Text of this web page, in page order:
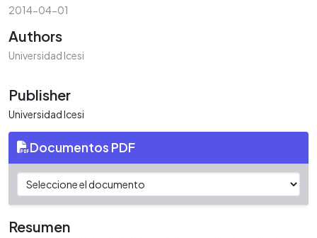
2014-04-01
Authors
Universidad Icesi
Publisher
Universidad Icesi
Documentos PDF
Resumen